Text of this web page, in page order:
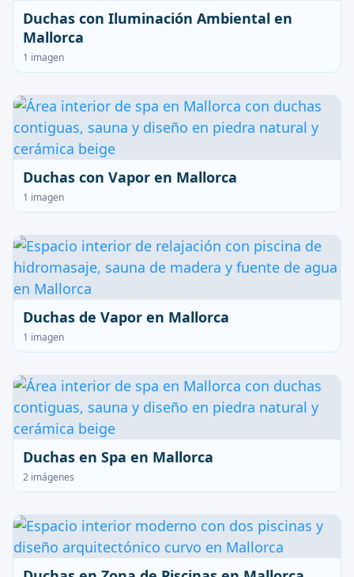
Duchas con Iluminación Ambiental en
Mallorca
1 imagen
Duchas con Vapor en Mallorca
1 imagen
Duchas de Vapor en Mallorca
1 imagen
Duchas en Spa en Mallorca
2 imágenes